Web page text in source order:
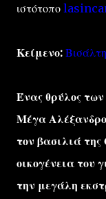
ιστότοπο
Κείμενο:
Ένας θρύλος
Μέγα Αλέξανδρο
τον βασιλιά
οικογένεια του
την μεγάλη